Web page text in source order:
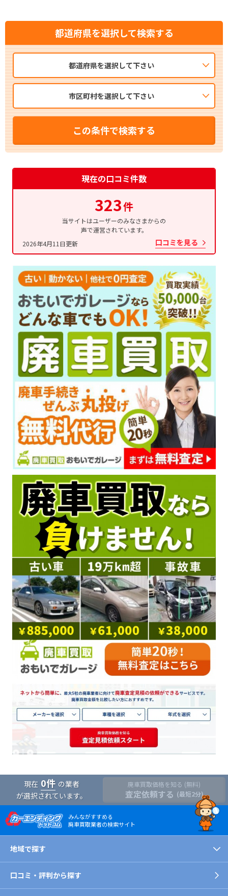
都道府県を選択して検索する
都道府県を選択して下さい
市区町村を選択して下さい
この条件で検索する
現在の口コミ件数
323件
当サイトはユーザーのみなさまからの
声で運営されています。
2026年4月11日更新
口コミを見る
現在 0件 の業者
が選択されています。
廃車買取価格を知る (無料)
査定依頼する (最短2分)
みんながすすめる
廃車買取業者の検索サイト
地域で探す
口コミ・評判から探す